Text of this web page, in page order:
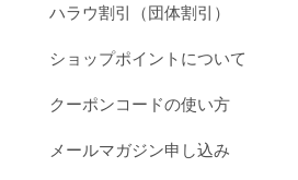
ハラウ割引（団体割引）
ショップポイントについて
クーポンコードの使い方
メールマガジン申し込み